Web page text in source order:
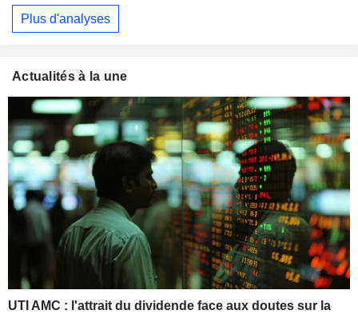
Plus d'analyses
Actualités à la une
UTI AMC : l'attrait du dividende face aux doutes sur la